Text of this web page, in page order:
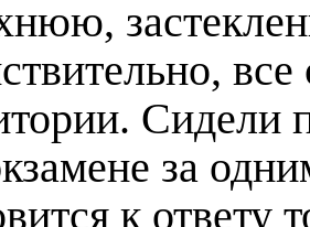
Сидели
за
к ответу